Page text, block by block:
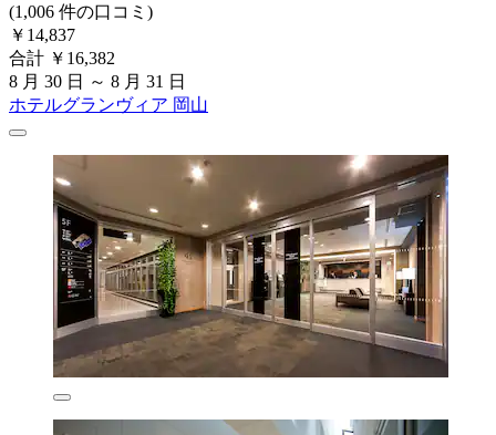
(1,006 件の口コミ)
￥14,837
合計 ￥16,382
8 月 30 日 ～ 8 月 31 日
ホテルグランヴィア 岡山